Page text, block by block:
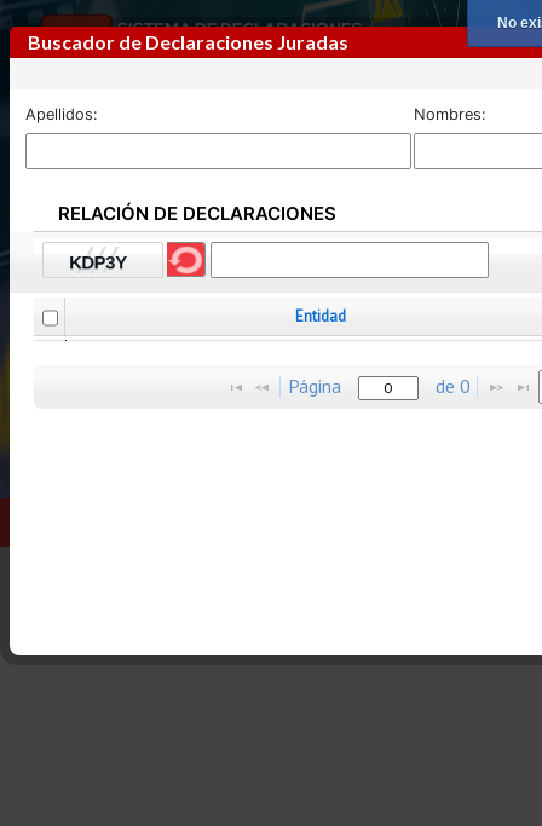
Previous
Buscador de Declaraciones Juradas
Apellidos: Nombres:
RELACIÓN DE DECLARACIONES
Entidad
Página de 0
No